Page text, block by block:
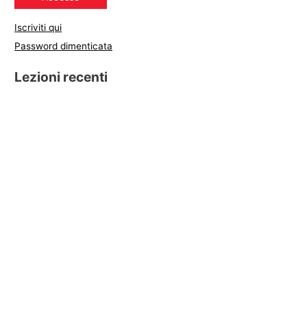
Iscriviti qui
Password dimenticata
Lezioni recenti